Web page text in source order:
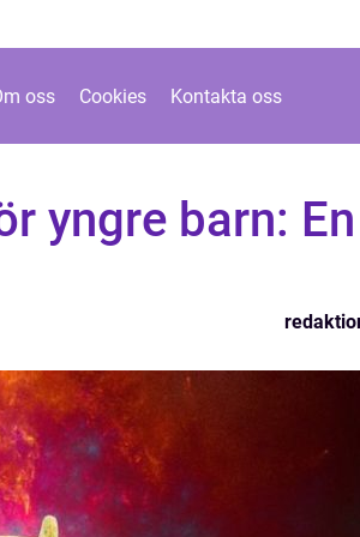
oss Cookies Kontakta oss
yngre barn: En